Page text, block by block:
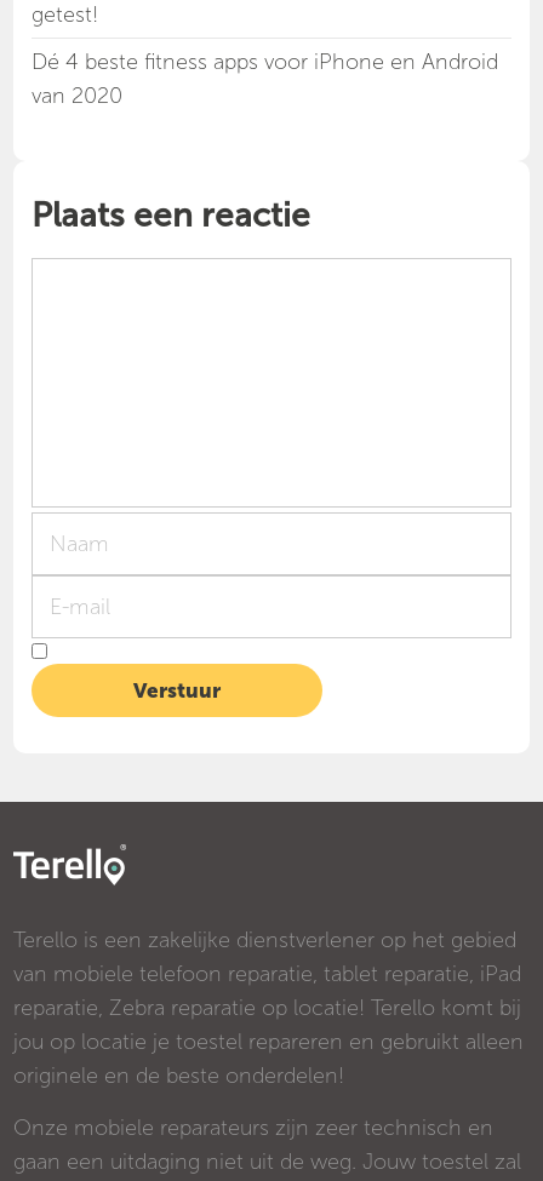
getest!
Dé 4 beste fitness apps voor iPhone en Android
van 2020
Plaats een reactie
Terello is een zakelijke dienstverlener op het gebied
van mobiele telefoon reparatie, tablet reparatie, iPad
reparatie, Zebra reparatie op locatie! Terello komt bij
jou op locatie je toestel repareren en gebruikt alleen
originele en de beste onderdelen!
Onze mobiele reparateurs zijn zeer technisch en
gaan een uitdaging niet uit de weg. Jouw toestel zal